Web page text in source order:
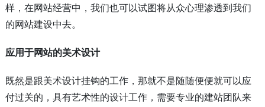
样，在网站经营中，我们也可以试图将从众心理渗透到我们
的网站建设中去。
应用于网站的美术设计
既然是跟美术设计挂钩的工作，那就不是随随便便就可以应
付过关的，具有艺术性的设计工作，需要专业的建站团队来